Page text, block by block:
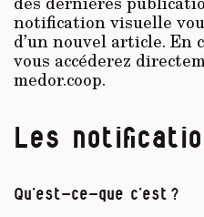
notification visuelle
d’un nouvel article.
vous accéderez
medor.coop.
Les
Qu’est-ce-que c’est ?